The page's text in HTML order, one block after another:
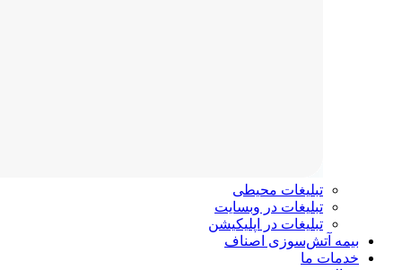
تبلیغات محیطی
تبلیغات در وبسایت
تبلیغات در اپلیکیشن
بیمه آتش‌سوزی اصناف
خدمات ما